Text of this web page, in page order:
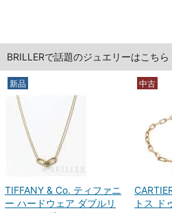
BRILLERで話題のジュエリーはこちら
新品
TIFFANY & Co. ティファニ
ー ハードウェア ダブルリ
中古
トス ド